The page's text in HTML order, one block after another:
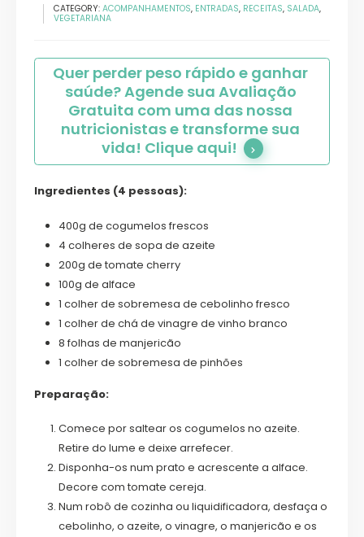
CATEGORY: ACOMPANHAMENTOS, ENTRADAS, RECEITAS, SALADA,
VEGETARIANA
Quer perder peso rápido e ganhar
saúde? Agende sua Avaliação
Gratuita com uma das nossa
nutricionistas e transforme sua
vida! Clique aqui!
Ingredientes (4 pessoas):
400g de cogumelos frescos
4 colheres de sopa de azeite
200g de tomate cherry
100g de alface
1 colher de sobremesa de cebolinho fresco
1 colher de chá de vinagre de vinho branco
8 folhas de manjericão
1 colher de sobremesa de pinhões
Preparação:
Comece por saltear os cogumelos no azeite.
Retire do lume e deixe arrefecer.
Disponha-os num prato e acrescente a alface.
Decore com tomate cereja.
Num robô de cozinha ou liquidificadora, desfaça o
cebolinho, o azeite, o vinagre, o manjericão e os